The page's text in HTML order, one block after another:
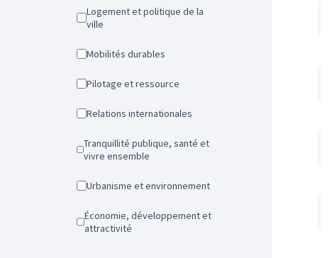
Logement et politique de la
ville
Mobilités durables
Pilotage et ressource
Relations internationales
Tranquillité publique, santé et
vivre ensemble
Urbanisme et environnement
Économie, développement et
attractivité